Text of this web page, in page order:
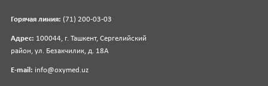
Горячая линия: (71) 200-03-03
Адрес: 100044, г. Ташкент, Сергелийский
район, ул. Безакчилик, д. 18А
E-mail: info@oxymed.uz